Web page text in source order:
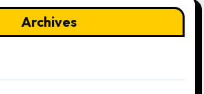
Archives